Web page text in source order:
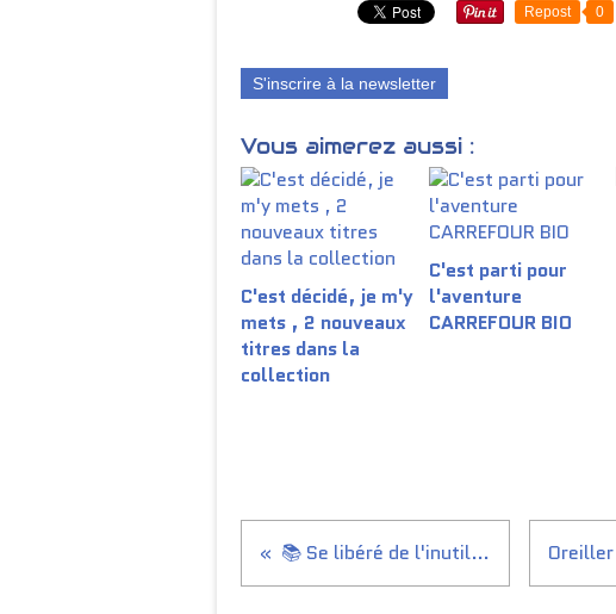
Repost 0
S'inscrire à la newsletter
Vous aimerez aussi :
C'est décidé, je m'y
mets , 2 nouveaux
titres dans la
collection
C'est parti pour
l'aventure
CARREFOUR BIO
📚 Se libéré de l'inutile 📚